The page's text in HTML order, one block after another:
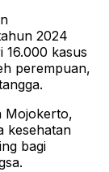
2024
16.000 kasus
perempuan,
Mojokerto,
kesehatan
bagi